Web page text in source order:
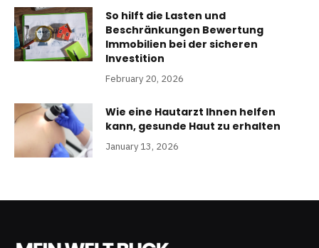
So hilft die Lasten und
Beschränkungen Bewertung
Immobilien bei der sicheren
Investition
February 20, 2026
Wie eine Hautarzt Ihnen helfen
kann, gesunde Haut zu erhalten
January 13, 2026